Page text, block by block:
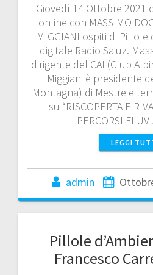
Giovedì 14 Ottobre 2021
online con MASSIMO
MIGGIANI ospiti di Pillole
digitale Radio Saiuz.
dirigente del CAI (Club
Miggiani è presidente
Montagna) di Mestre e
su “RISCOPERTA E
PERCORSI
LEGGI
admin
Pillole
Francesco